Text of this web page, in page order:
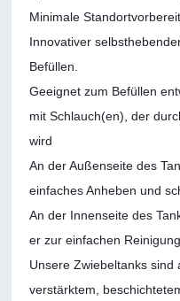
Minimale
Innovativer
Befüllen.
Geeignet zum Befüllen
mit Schlauch(en), der
wird
An der Außenseite des
einfaches Anheben und
An der Innenseite des
er zur einfachen
Unsere Zwiebeltanks sind
verstärktem,